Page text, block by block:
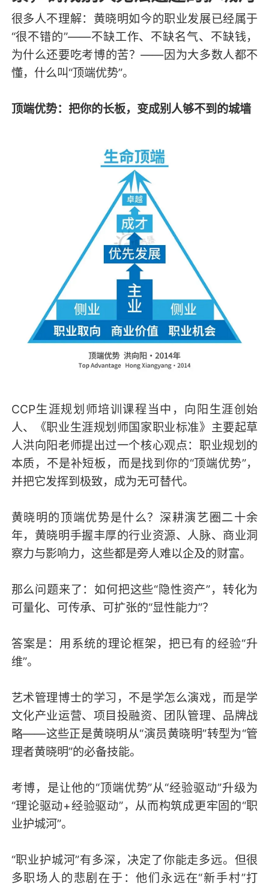
很多人不理解：黄晓明如今的职业发展已经属于
“很不错的”——不缺工作、不缺名气、不缺钱，
为什么还要吃考博的苦？——因为大多数人都不
懂，什么叫“顶端优势”。
顶端优势：把你的长板，变成别人够不到的城墙
CCP生涯规划师培训课程当中，向阳生涯创始
人、《职业生涯规划师国家职业标准》主要起草
人洪向阳老师提出过一个核心观点：职业规划的
本质，不是补短板，而是找到你的“顶端优势”，
并把它发挥到极致，成为无可替代。
黄晓明的顶端优势是什么？深耕演艺圈二十余
年，黄晓明手握丰厚的行业资源、人脉、商业洞
察力与影响力，这些都是旁人难以企及的财富。
那么问题来了：如何把这些“隐性资产”，转化为
可量化、可传承、可扩张的“显性能力”？
答案是：用系统的理论框架，把已有的经验“升
维”。
艺术管理博士的学习，不是学怎么演戏，而是学
文化产业运营、项目投融资、团队管理、品牌战
略——这些正是黄晓明从“演员黄晓明”转型为“管
理者黄晓明”的必备技能。
考博，是让他的“顶端优势”从“经验驱动”升级为
“理论驱动+经验驱动”，从而构筑成更牢固的“职
业护城河”。
“职业护城河”有多深，决定了你能走多远。但很
多职场人的悲剧在于：他们永远在“新手村”打